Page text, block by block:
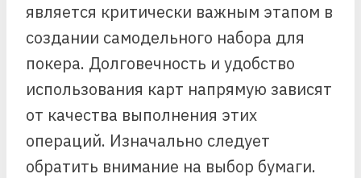
является критически важным этапом в
создании самодельного набора для
покера. Долговечность и удобство
использования карт напрямую зависят
от качества выполнения этих
операций. Изначально следует
обратить внимание на выбор бумаги.